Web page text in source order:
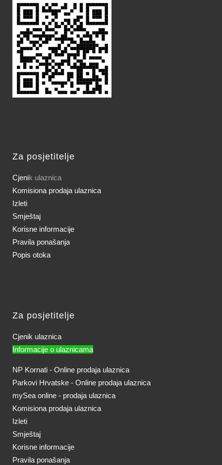
Za posjetitelje
Cjenik ulaznica
Komisiona prodaja ulaznica
Izleti
Smještaj
Korisne informacije
Pravila ponašanja
Popis otoka
Za posjetitelje
Cjenik ulaznica
Informacije o ulaznicama
NP Kornati - Online prodaja ulaznica
Parkovi Hrvatske - Online prodaja ulaznica
mySea online - prodaja ulaznica
Komisiona prodaja ulaznica
Izleti
Smještaj
Korisne informacije
Pravila ponašanja